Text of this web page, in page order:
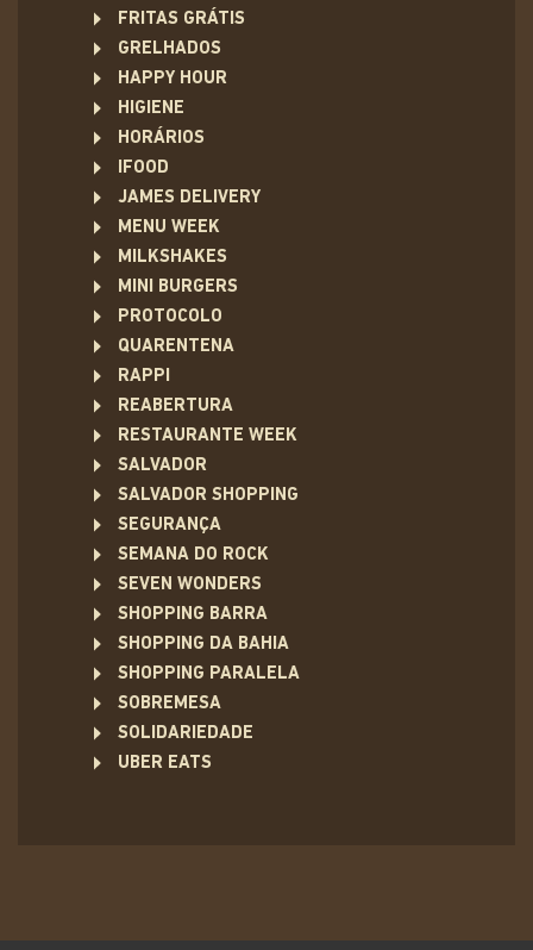
FRITAS GRÁTIS
GRELHADOS
HAPPY HOUR
HIGIENE
HORÁRIOS
IFOOD
JAMES DELIVERY
MENU WEEK
MILKSHAKES
MINI BURGERS
PROTOCOLO
QUARENTENA
RAPPI
REABERTURA
RESTAURANTE WEEK
SALVADOR
SALVADOR SHOPPING
SEGURANÇA
SEMANA DO ROCK
SEVEN WONDERS
SHOPPING BARRA
SHOPPING DA BAHIA
SHOPPING PARALELA
SOBREMESA
SOLIDARIEDADE
UBER EATS